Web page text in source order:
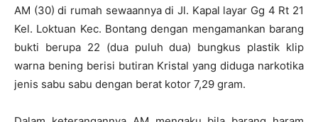
AM (30) di rumah sewaannya di Jl. Kapal layar Gg 4 Rt 21
Kel. Loktuan Kec. Bontang dengan mengamankan barang
bukti berupa 22 (dua puluh dua) bungkus plastik klip
warna bening berisi butiran Kristal yang diduga narkotika
jenis sabu sabu dengan berat kotor 7,29 gram.